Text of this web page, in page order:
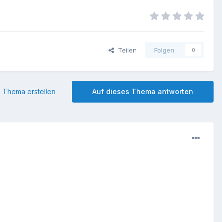
Teilen Folgen 0
Auf dieses Thema antworten
Thema erstellen